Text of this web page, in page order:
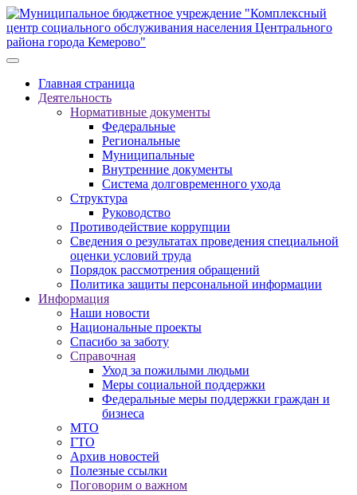
Главная страница
Деятельность
Нормативные документы
Федеральные
Региональные
Муниципальные
Внутренние документы
Система долговременного ухода
Структура
Руководство
Противодействие коррупции
Сведения о результатах проведения специальной
оценки условий труда
Порядок рассмотрения обращений
Политика защиты персональной информации
Информация
Наши новости
Национальные проекты
Спасибо за заботу
Справочная
Уход за пожилыми людьми
Меры социальной поддержки
Федеральные меры поддержки граждан и
бизнеса
МТО
ГТО
Архив новостей
Полезные ссылки
Поговорим о важном